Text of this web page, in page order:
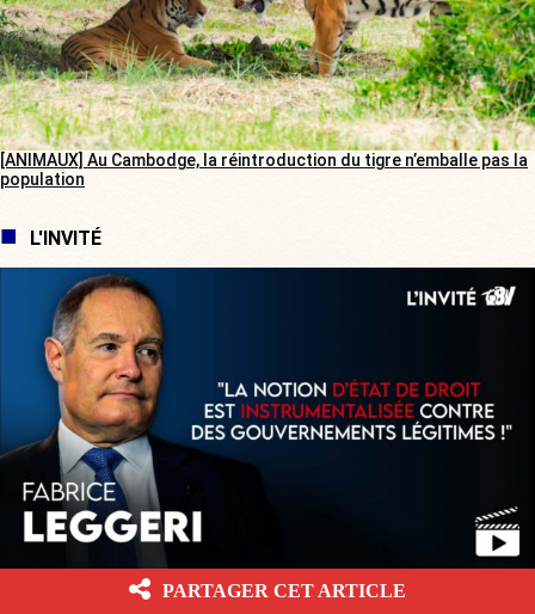
[ANIMAUX] Au Cambodge, la réintroduction du tigre n’emballe pas la
population
L'INVITÉ
[L’ÉTÉ BV] « Nos aides sociales généreuses vont attirer les migrants
régularisés par l’Espagne ! »PARTAGER CET ARTICLE